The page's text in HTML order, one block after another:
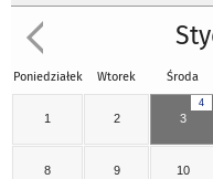
Poniedziałek Wtorek Środa
1 2
4
3
8 9 10